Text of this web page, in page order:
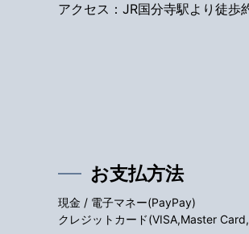
アクセス：JR国分寺駅より徒歩
お支払方法
現金 / 電子マネー(PayPay)
クレジットカード(VISA,Master